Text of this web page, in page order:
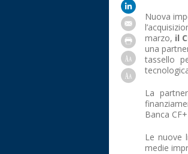
Nuova
marzo, il
una
tassello
La
Banca
Le nuove
medie